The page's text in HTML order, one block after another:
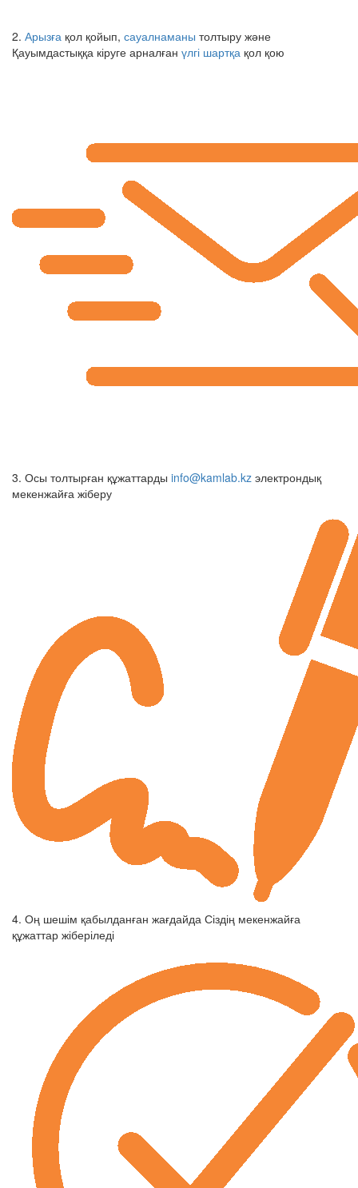
2. Арызға қол қойып, сауалнаманы толтыру және
Қауымдастыққа кіруге арналған үлгі шартқа қол қою
3. Осы толтырған құжаттарды info@kamlab.kz электрондық
мекенжайға жіберу
4. Оң шешім қабылданған жағдайда Сіздің мекенжайға
құжаттар жіберіледі